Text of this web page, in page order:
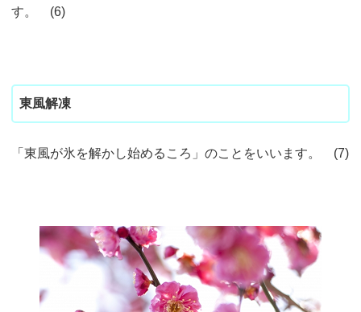
す。 (6)
東風解凍
「東風が氷を解かし始めるころ」のことをいいます。 (7)